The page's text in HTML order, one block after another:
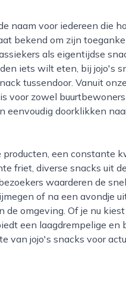
bekend om zijn
als eigentijdse
iets wilt eten, bij jojo's
tussendoor. Vanuit
voor zowel
eenvoudig doorklikken
friet, diverse snacks uit
waarderen de
of na een avondje
de omgeving. Of je nu
een laagdrempelige en
van jojo's snacks voor